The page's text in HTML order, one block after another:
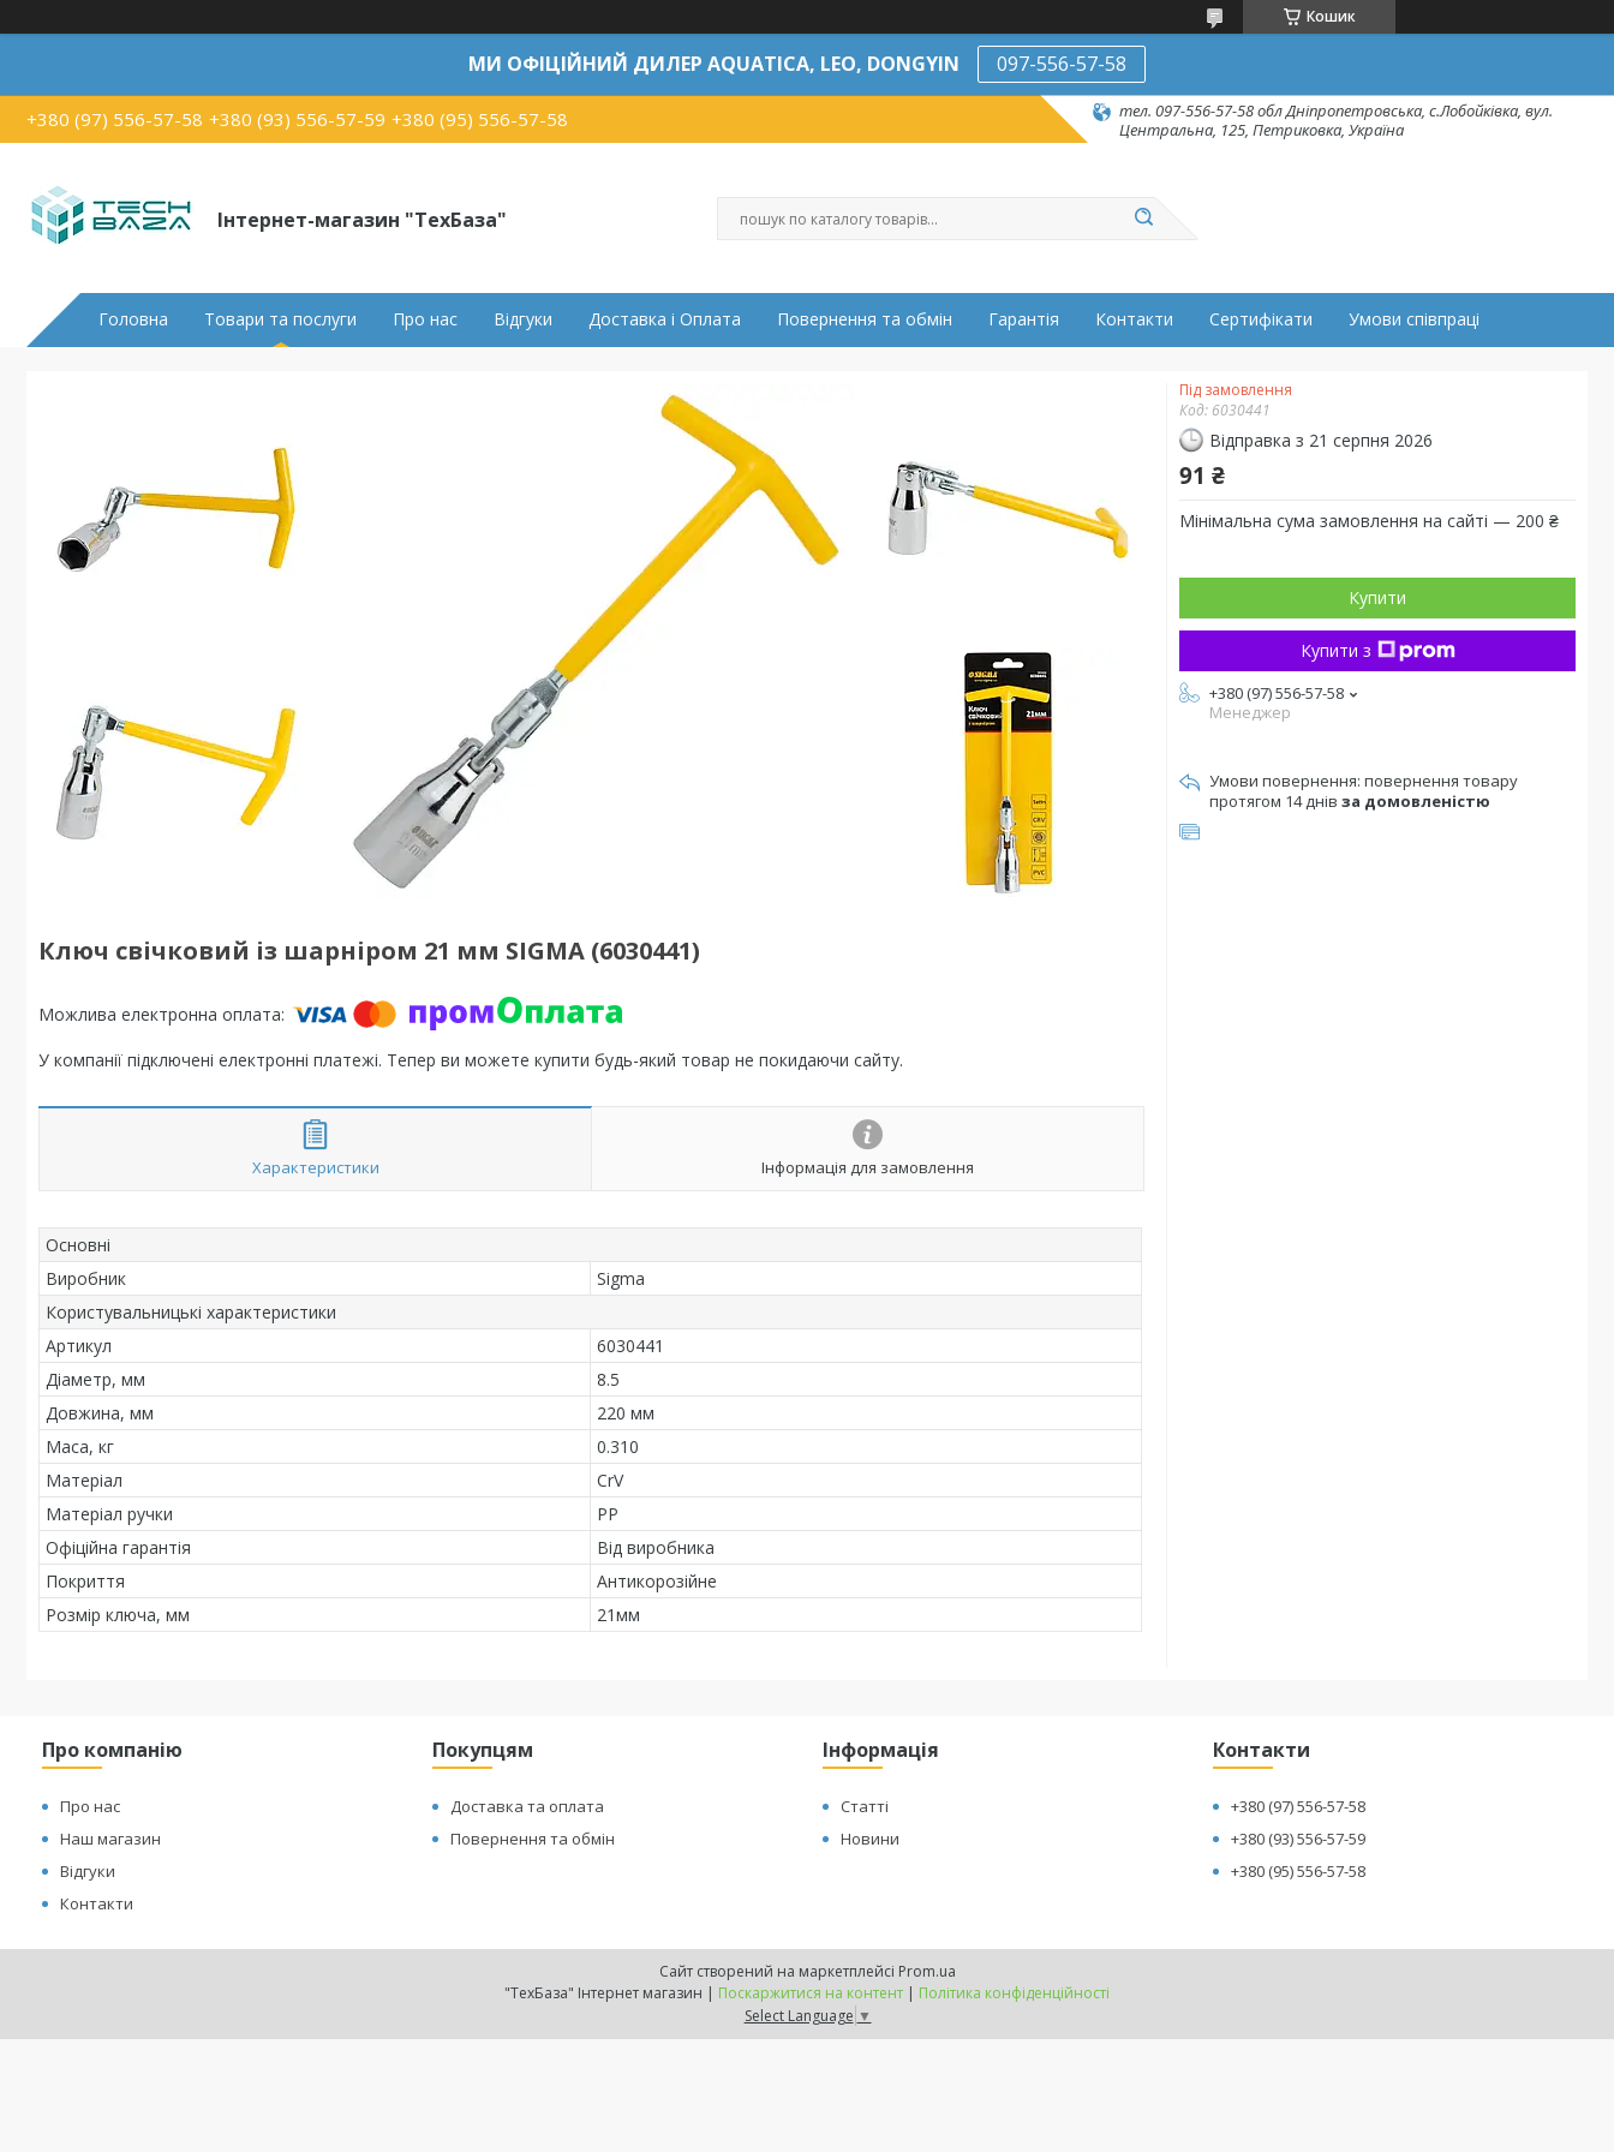
Кошик
МИ ОФІЦІЙНИЙ ДИЛЕР AQUATICA, LEO, DONGYIN 097-556-57-58
+380 (97) 556-57-58 +380 (93) 556-57-59 +380 (95) 556-57-58
тел. 097-556-57-58 обл Дніпропетровська, с.Лобойківка, вул.
Центральна, 125, Петриковка, Україна
Інтернет-магазин "ТехБаза"
Головна Товари та послуги Про нас Відгуки Доставка і Оплата Повернення та обмін Гарантія Контакти Сертифікати Умови співпраці
Ключ свічковий із шарніром 21 мм SIGMA (6030441)
У компанії підключені електронні платежі. Тепер ви можете купити будь-який товар не покидаючи сайту.
Характеристики Інформація для замовлення
Основні
Виробник
Sigma
Користувальницькі характеристики
Артикул
6030441
Діаметр, мм
8.5
Довжина, мм
220 мм
Маса, кг
0.310
Матеріал
CrV
Матеріал ручки
РР
Офіційна гарантія
Від виробника
Покриття
Антикорозійне
Розмір ключа, мм
21мм
Під замовлення
Код: 6030441
Відправка з 21 серпня 2026
91 ₴
Мінімальна сума замовлення на сайті — 200 ₴
Купити
Купити з
+380 (97) 556-57-58
Менеджер
повернення товару
протягом 14 днів за домовленістю
Про компанію
Про нас
Наш магазин
Відгуки
Контакти
Покупцям
Доставка та оплата
Повернення та обмін
Інформація
Статті
Новини
Контакти
+380 (97) 556-57-58
+380 (93) 556-57-59
+380 (95) 556-57-58
Сайт створений на маркетплейсі Prom.ua
"ТехБаза" Інтернет магазин | Поскаржитися на контент | Політика конфіденційності
Select Language ▼